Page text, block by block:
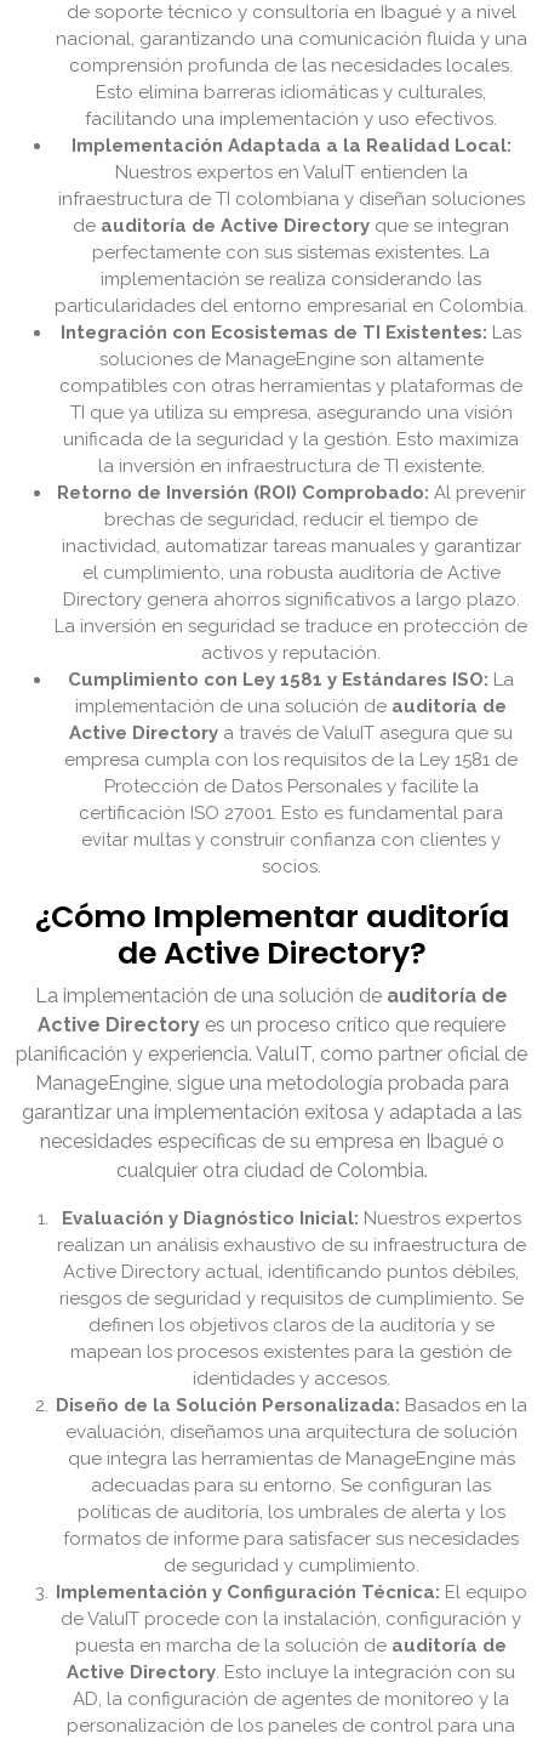
de soporte técnico y consultoría en Ibagué y a nivel
nacional, garantizando una comunicación fluida y una
comprensión profunda de las necesidades locales.
Esto elimina barreras idiomáticas y culturales,
facilitando una implementación y uso efectivos.
Implementación Adaptada a la Realidad Local:
Nuestros expertos en ValuIT entienden la
infraestructura de TI colombiana y diseñan soluciones
de auditoría de Active Directory que se integran
perfectamente con sus sistemas existentes. La
implementación se realiza considerando las
particularidades del entorno empresarial en Colombia.
Integración con Ecosistemas de TI Existentes: Las
soluciones de ManageEngine son altamente
compatibles con otras herramientas y plataformas de
TI que ya utiliza su empresa, asegurando una visión
unificada de la seguridad y la gestión. Esto maximiza
la inversión en infraestructura de TI existente.
Retorno de Inversión (ROI) Comprobado: Al prevenir
brechas de seguridad, reducir el tiempo de
inactividad, automatizar tareas manuales y garantizar
el cumplimiento, una robusta auditoría de Active
Directory genera ahorros significativos a largo plazo.
La inversión en seguridad se traduce en protección de
activos y reputación.
Cumplimiento con Ley 1581 y Estándares ISO: La
implementación de una solución de auditoría de
Active Directory a través de ValuIT asegura que su
empresa cumpla con los requisitos de la Ley 1581 de
Protección de Datos Personales y facilite la
certificación ISO 27001. Esto es fundamental para
evitar multas y construir confianza con clientes y
socios.
¿Cómo Implementar auditoría
de Active Directory?
La implementación de una solución de auditoría de
Active Directory es un proceso crítico que requiere
planificación y experiencia. ValuIT, como partner oficial de
ManageEngine, sigue una metodología probada para
garantizar una implementación exitosa y adaptada a las
necesidades específicas de su empresa en Ibagué o
cualquier otra ciudad de Colombia.
Evaluación y Diagnóstico Inicial: Nuestros expertos
realizan un análisis exhaustivo de su infraestructura de
Active Directory actual, identificando puntos débiles,
riesgos de seguridad y requisitos de cumplimiento. Se
definen los objetivos claros de la auditoría y se
mapean los procesos existentes para la gestión de
identidades y accesos.
Diseño de la Solución Personalizada: Basados en la
evaluación, diseñamos una arquitectura de solución
que integra las herramientas de ManageEngine más
adecuadas para su entorno. Se configuran las
políticas de auditoría, los umbrales de alerta y los
formatos de informe para satisfacer sus necesidades
de seguridad y cumplimiento.
Implementación y Configuración Técnica: El equipo
de ValuIT procede con la instalación, configuración y
puesta en marcha de la solución de auditoría de
Active Directory. Esto incluye la integración con su
AD, la configuración de agentes de monitoreo y la
personalización de los paneles de control para una